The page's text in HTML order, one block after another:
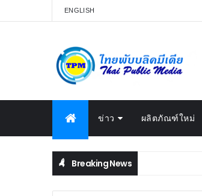
ENGLISH
ข่าว ผลิตภัณฑ์ใหม่
Breaking News